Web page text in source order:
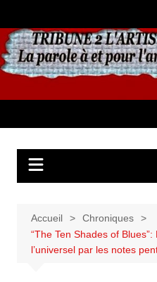
au
contenu
Accueil
Chroniques
“The Ten Shades of
l’universel par les notes